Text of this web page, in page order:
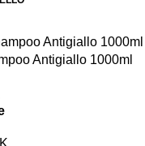
Antigiallo 1000ml